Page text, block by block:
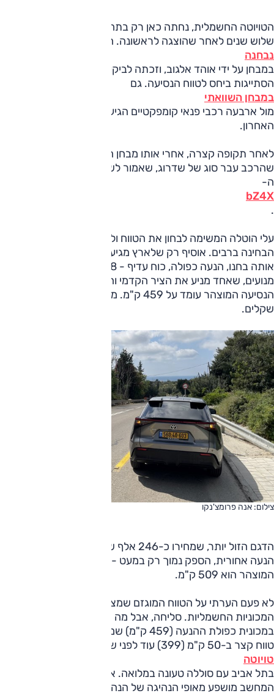
הטויוטה החשמלית, נחתה כאן רק בתחילת השנה הנוכחית,
שלוש שנים לאחר שהוצגה לראשונה. היא
נבחנה
במבחן על ידי אוהד אלגוב, וזכתה לביקורת חיובית ממנו, עם
הסתייגות ביחס לטווח הנסיעה. גם
במבחן השוואתי
מול ארבעה רכבי פנאי קומפקטיים הגיעה הטויוטה למקום
האחרון.
לאחר תקופה קצרה, אחרי אותו מבחן השוואתי, הכריז היבואן
שהרכב עבר סוג של שדרוג, שאמור לשפר את טווח הנסיעה של
ה-
bZ4X
.
עלי הוטלה המשימה לבחון את הטווח ולפרסם את תוצאות
הבחינה ברבים. אוסיף רק שלארץ מגיעים שתי גרסאות, לבכירה
מנועים, שאחד מניע את הציר הקדמי והשני את האחורי. טווח
שקלים.
צילום: אנה פרומצ'נקו
הדגם הזול יותר, שמחירו כ-246 אלף שקלים, בעל מנוע אחד,
המוצהר הוא 509 ק"מ.
לא פעם הערתי על הטווח המוגזם שמציגים היצרנים בכמעט כל
המכוניות החשמליות. סליחה, אבל מה אכפת לי הטווח המוצהר
במכונית כפולת ההנעה (459 ק"מ) שמחשב המכונית מציג לי
טווח קצר ב-50 ק"מ (399) עוד לפני שיצאתי מאולם התצוגה של
טויוטה
בתל אביב עם סוללה טעונה במלואה. אני כבר מכיר את זה,
המחשב מושפע מאופי הנהיגה של הנהג הקודם. כנראה